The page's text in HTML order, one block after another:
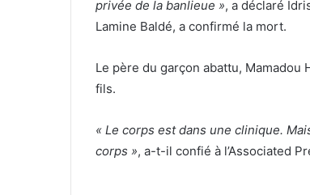
privée de la banlieue », a déclaré
Lamine Baldé, a confirmé la mort.
Le père du garçon abattu, Mamadou
fils.
« Le corps est dans une clinique.
corps », a-t-il confié à l’Associated